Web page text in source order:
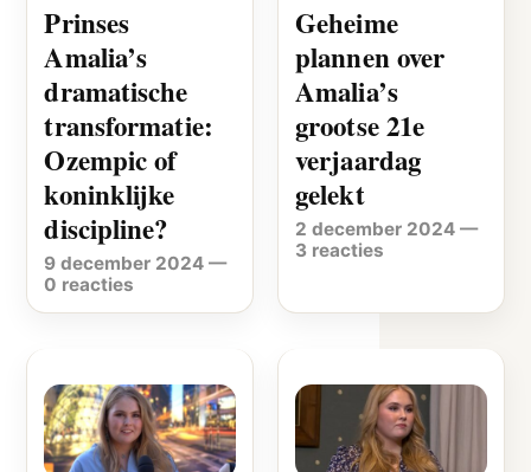
Prinses
Amalia’s
dramatische
transformatie:
Ozempic of
koninklijke
discipline?
9 december 2024 —
0 reacties
Geheime
plannen over
Amalia’s
grootse 21e
verjaardag
gelekt
2 december 2024 —
3 reacties